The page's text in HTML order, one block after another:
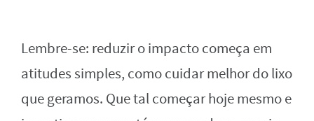
Lembre-se: reduzir o impacto começa em
atitudes simples, como cuidar melhor do lixo
que geramos. Que tal começar hoje mesmo e